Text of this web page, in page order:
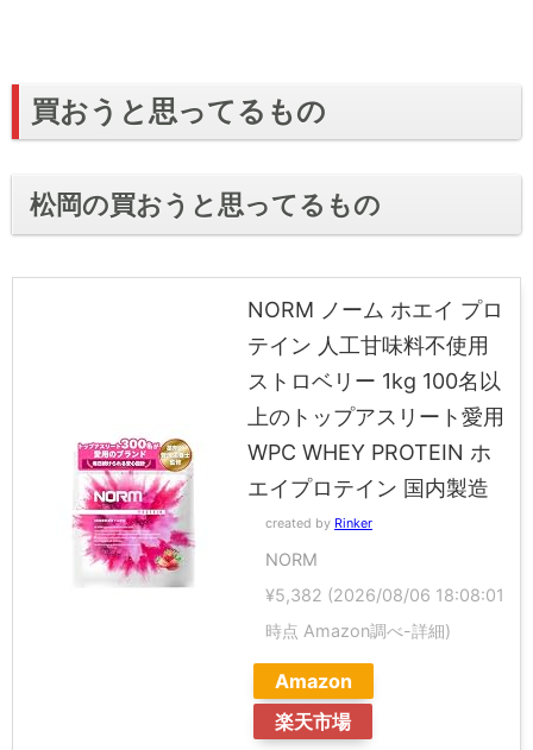
買おうと思ってるもの
松岡の買おうと思ってるもの
NORM ノーム ホエイ プロ
テイン 人工甘味料不使用
ストロベリー 1kg 100名以
上のトップアスリート愛用
WPC WHEY PROTEIN ホ
エイプロテイン 国内製造
created by Rinker
NORM
¥5,382 (2026/08/06 18:08:01
時点 Amazon調べ-詳細)
Amazon
楽天市場